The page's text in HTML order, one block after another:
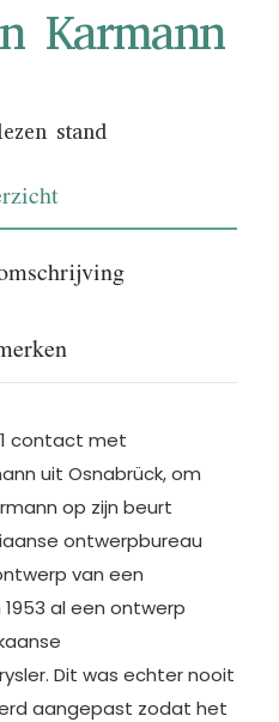
Karmann
stand
contact met
uit Osnabrück, om
op zijn beurt
ontwerpbureau
van een
al een ontwerp
Dit was echter nooit
aangepast zodat het